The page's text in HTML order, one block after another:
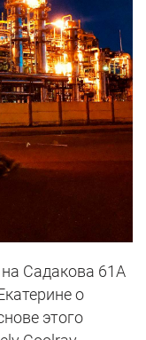
Садакова 61А
о
этого